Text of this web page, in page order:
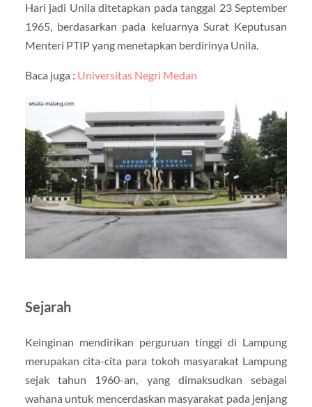
Hari jadi Unila ditetapkan pada tanggal 23 September
1965, berdasarkan pada keluarnya Surat Keputusan
Menteri PTIP yang menetapkan berdirinya Unila.
Baca juga : Universitas Negri Medan
Sejarah
Keinginan mendirikan perguruan tinggi di Lampung
merupakan cita-cita para tokoh masyarakat Lampung
sejak tahun 1960-an, yang dimaksudkan sebagai
wahana untuk mencerdaskan masyarakat pada jenjang